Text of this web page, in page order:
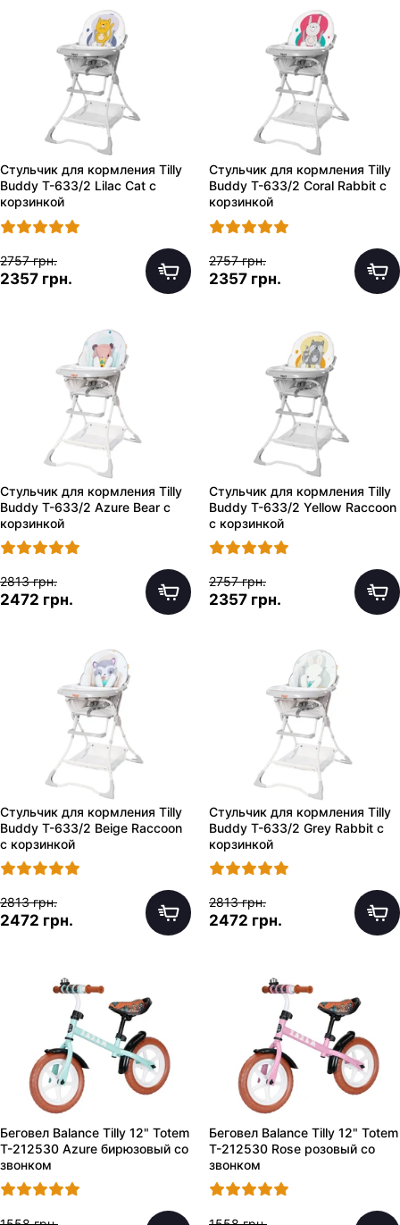
Стульчик для кормления Tilly
Buddy T-633/2 Lilac Cat с
корзинкой
2757 грн.
2357 грн.
Стульчик для кормления Tilly
Buddy T-633/2 Coral Rabbit с
корзинкой
2757 грн.
2357 грн.
Стульчик для кормления Tilly
Buddy T-633/2 Azure Bear с
корзинкой
2813 грн.
2472 грн.
Стульчик для кормления Tilly
Buddy T-633/2 Yellow Raccoon
с корзинкой
2757 грн.
2357 грн.
Стульчик для кормления Tilly
Buddy T-633/2 Beige Raccoon
с корзинкой
2813 грн.
2472 грн.
Стульчик для кормления Tilly
Buddy T-633/2 Grey Rabbit с
корзинкой
2813 грн.
2472 грн.
Беговел Balance Tilly 12" Totem
T-212530 Azure бирюзовый со
звонком
Беговел Balance Tilly 12" Totem
T-212530 Rose розовый со
звонком